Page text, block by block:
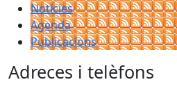
Notícies
Agenda
Publicacions
Adreces i telèfons